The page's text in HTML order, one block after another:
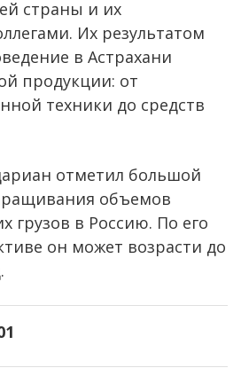
страны и их
Их результатом
в Астрахани
продукции: от
техники до средств
отметил большой
объемов
грузов в Россию. По его
он может возрасти до